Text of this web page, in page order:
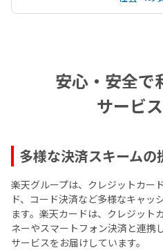
安心・安全で
サービ
多様な決済スキームの
楽天グループは、クレジットカー
ド、コード決済など多様なキャッ
ます。楽天カードは、クレジット
ネーやスマートフォン決済と連携
サービスをお届けしています。